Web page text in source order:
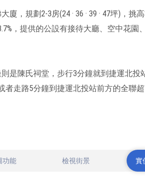
，規劃2-3房(24 · 36 · 39 · 47坪)，挑
，提供的公設有接待大廳、空中花園
是陳氏祠堂，步行3分鐘就到捷運北投
走路5分鐘到捷運北投站前方的全聯
功能 檢視街景 實